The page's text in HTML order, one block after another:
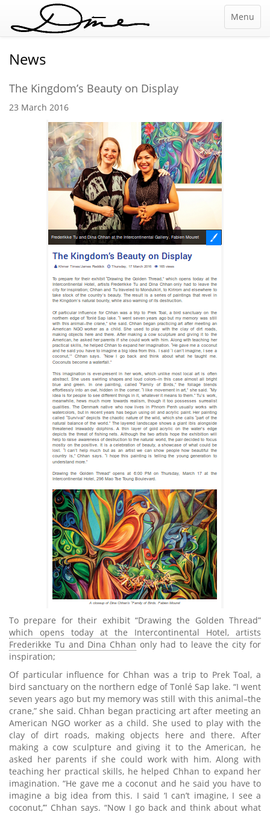
Menu
News
The Kingdom’s Beauty on Display
23 March 2016
To prepare for their exhibit “Drawing the Golden Thread”
which opens today at the Intercontinental Hotel, artists
Frederikke Tu and Dina Chhan only had to leave the city for
inspiration;
Of particular influence for Chhan was a trip to Prek Toal, a
bird sanctuary on the northern edge of Tonlé Sap lake. “I went
seven years ago but my memory was still with this animal–the
crane,” she said. Chhan began practicing art after meeting an
American NGO worker as a child. She used to play with the
clay of dirt roads, making objects here and there. After
making a cow sculpture and giving it to the American, he
asked her parents if she could work with him. Along with
teaching her practical skills, he helped Chhan to expand her
imagination. “He gave me a coconut and he said you have to
imagine a big idea from this. I said ‘I can’t imagine, I see a
coconut,’” Chhan says. “Now I go back and think about what